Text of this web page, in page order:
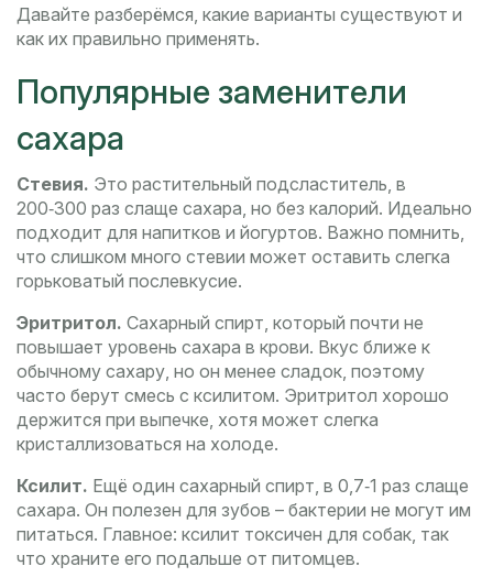
Давайте разберёмся, какие варианты существуют и
как их правильно применять.
Популярные заменители
сахара
Стевия. Это растительный подсластитель, в
200‑300 раз слаще сахара, но без калорий. Идеально
подходит для напитков и йогуртов. Важно помнить,
что слишком много стевии может оставить слегка
горьковатый послевкусие.
Эритритол. Сахарный спирт, который почти не
повышает уровень сахара в крови. Вкус ближе к
обычному сахару, но он менее сладок, поэтому
часто берут смесь с ксилитом. Эритритол хорошо
держится при выпечке, хотя может слегка
кристаллизоваться на холоде.
Ксилит. Ещё один сахарный спирт, в 0,7‑1 раз слаще
сахара. Он полезен для зубов – бактерии не могут им
питаться. Главное: ксилит токсичен для собак, так
что храните его подальше от питомцев.